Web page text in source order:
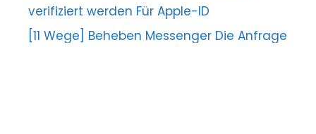
verifiziert werden Für Apple-ID
[11 Wege] Beheben Messenger Die Anfrage